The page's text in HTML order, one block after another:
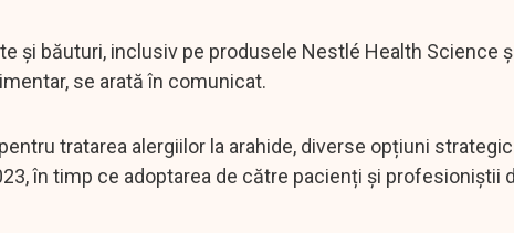
și băuturi, inclusiv pe produsele Nestlé Health Science
se arată în comunicat.
tratarea alergiilor la arahide, diverse opțiuni
în timp ce adoptarea de către pacienți și profesioniștii